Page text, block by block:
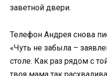
заветной двери.
Телефон Андрея снова
«Чуть не забыла –
столе. Как раз рядом с
твоя мама так